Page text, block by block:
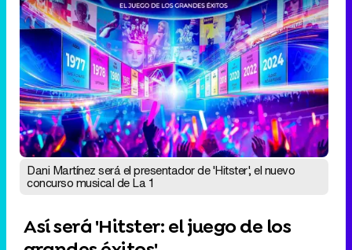
Dani Martínez será el presentador de 'Hitster', el nuevo
concurso musical de La 1
Así será 'Hitster: el juego de los
grandes éxitos'
El concurso enfrentará ados equipos formados
por participantes de distintas generaciones
que deberán situar
canciones en una línea
temporalsegún el año en que fueron